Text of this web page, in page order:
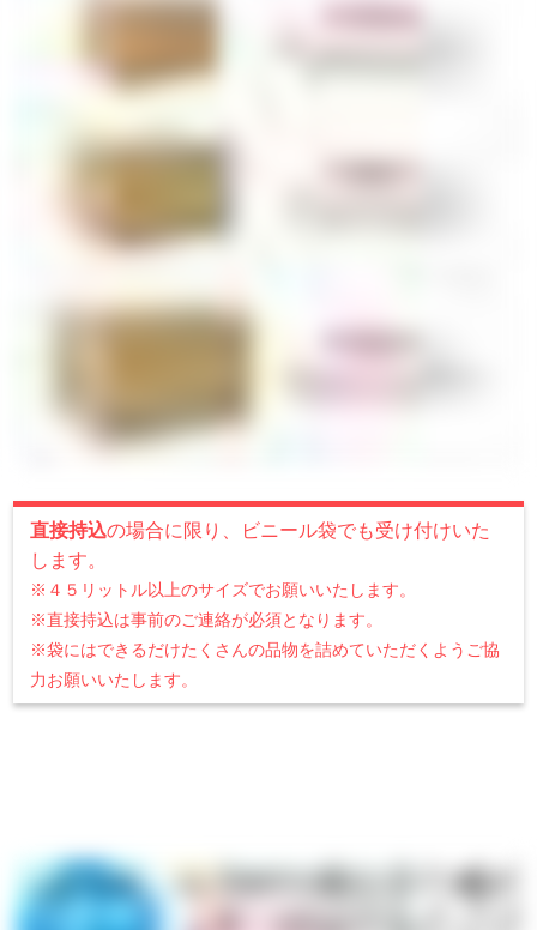
直接持込の場合に限り、ビニール袋でも受け付けいた
します。
※４５リットル以上のサイズでお願いいたします。
※直接持込は事前のご連絡が必須となります。
※袋にはできるだけたくさんの品物を詰めていただくようご協
力お願いいたします。